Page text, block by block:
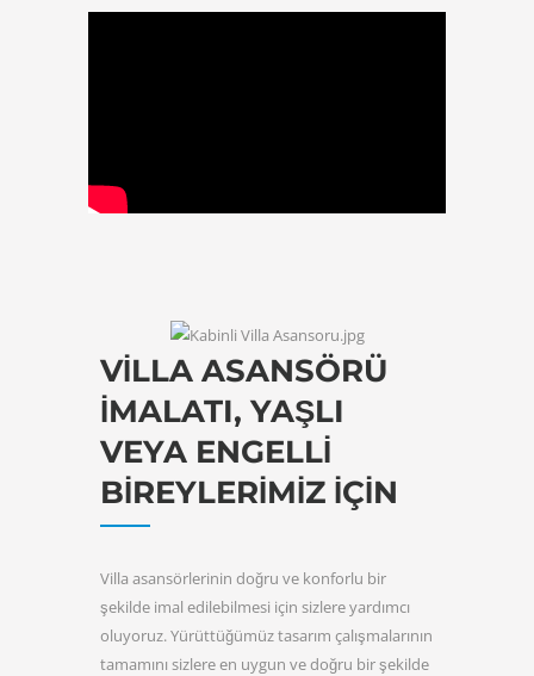
VILLA ASANSÖRÜ
İMALATI, YAŞLI
VEYA ENGELLI
BIREYLERIMIZ İÇIN
Villa asansörlerinin doğru ve konforlu bir
şekilde imal edilebilmesi için sizlere yardımcı
oluyoruz. Yürüttüğümüz tasarım çalışmalarının
tamamını sizlere en uygun ve doğru bir şekilde